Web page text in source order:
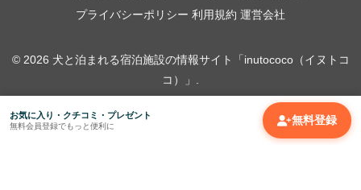
プライバシーポリシー 利用規約 運営会社
© 2026 犬と泊まれる宿泊施設の情報サイト「inutococo（イヌトコ
コ）」.
お気に入り・クチコミ・プレゼント
無料会員登録でもっと便利に 無料登録